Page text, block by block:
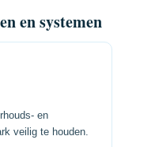
en systemen
en
veilig te houden.